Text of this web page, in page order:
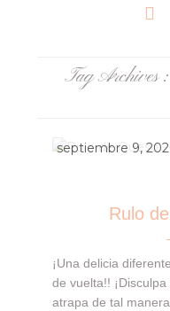
Tag Archives :
septiembre 9,
Rulo
¡Una delicia
de vuelta!!
atrapa de tal